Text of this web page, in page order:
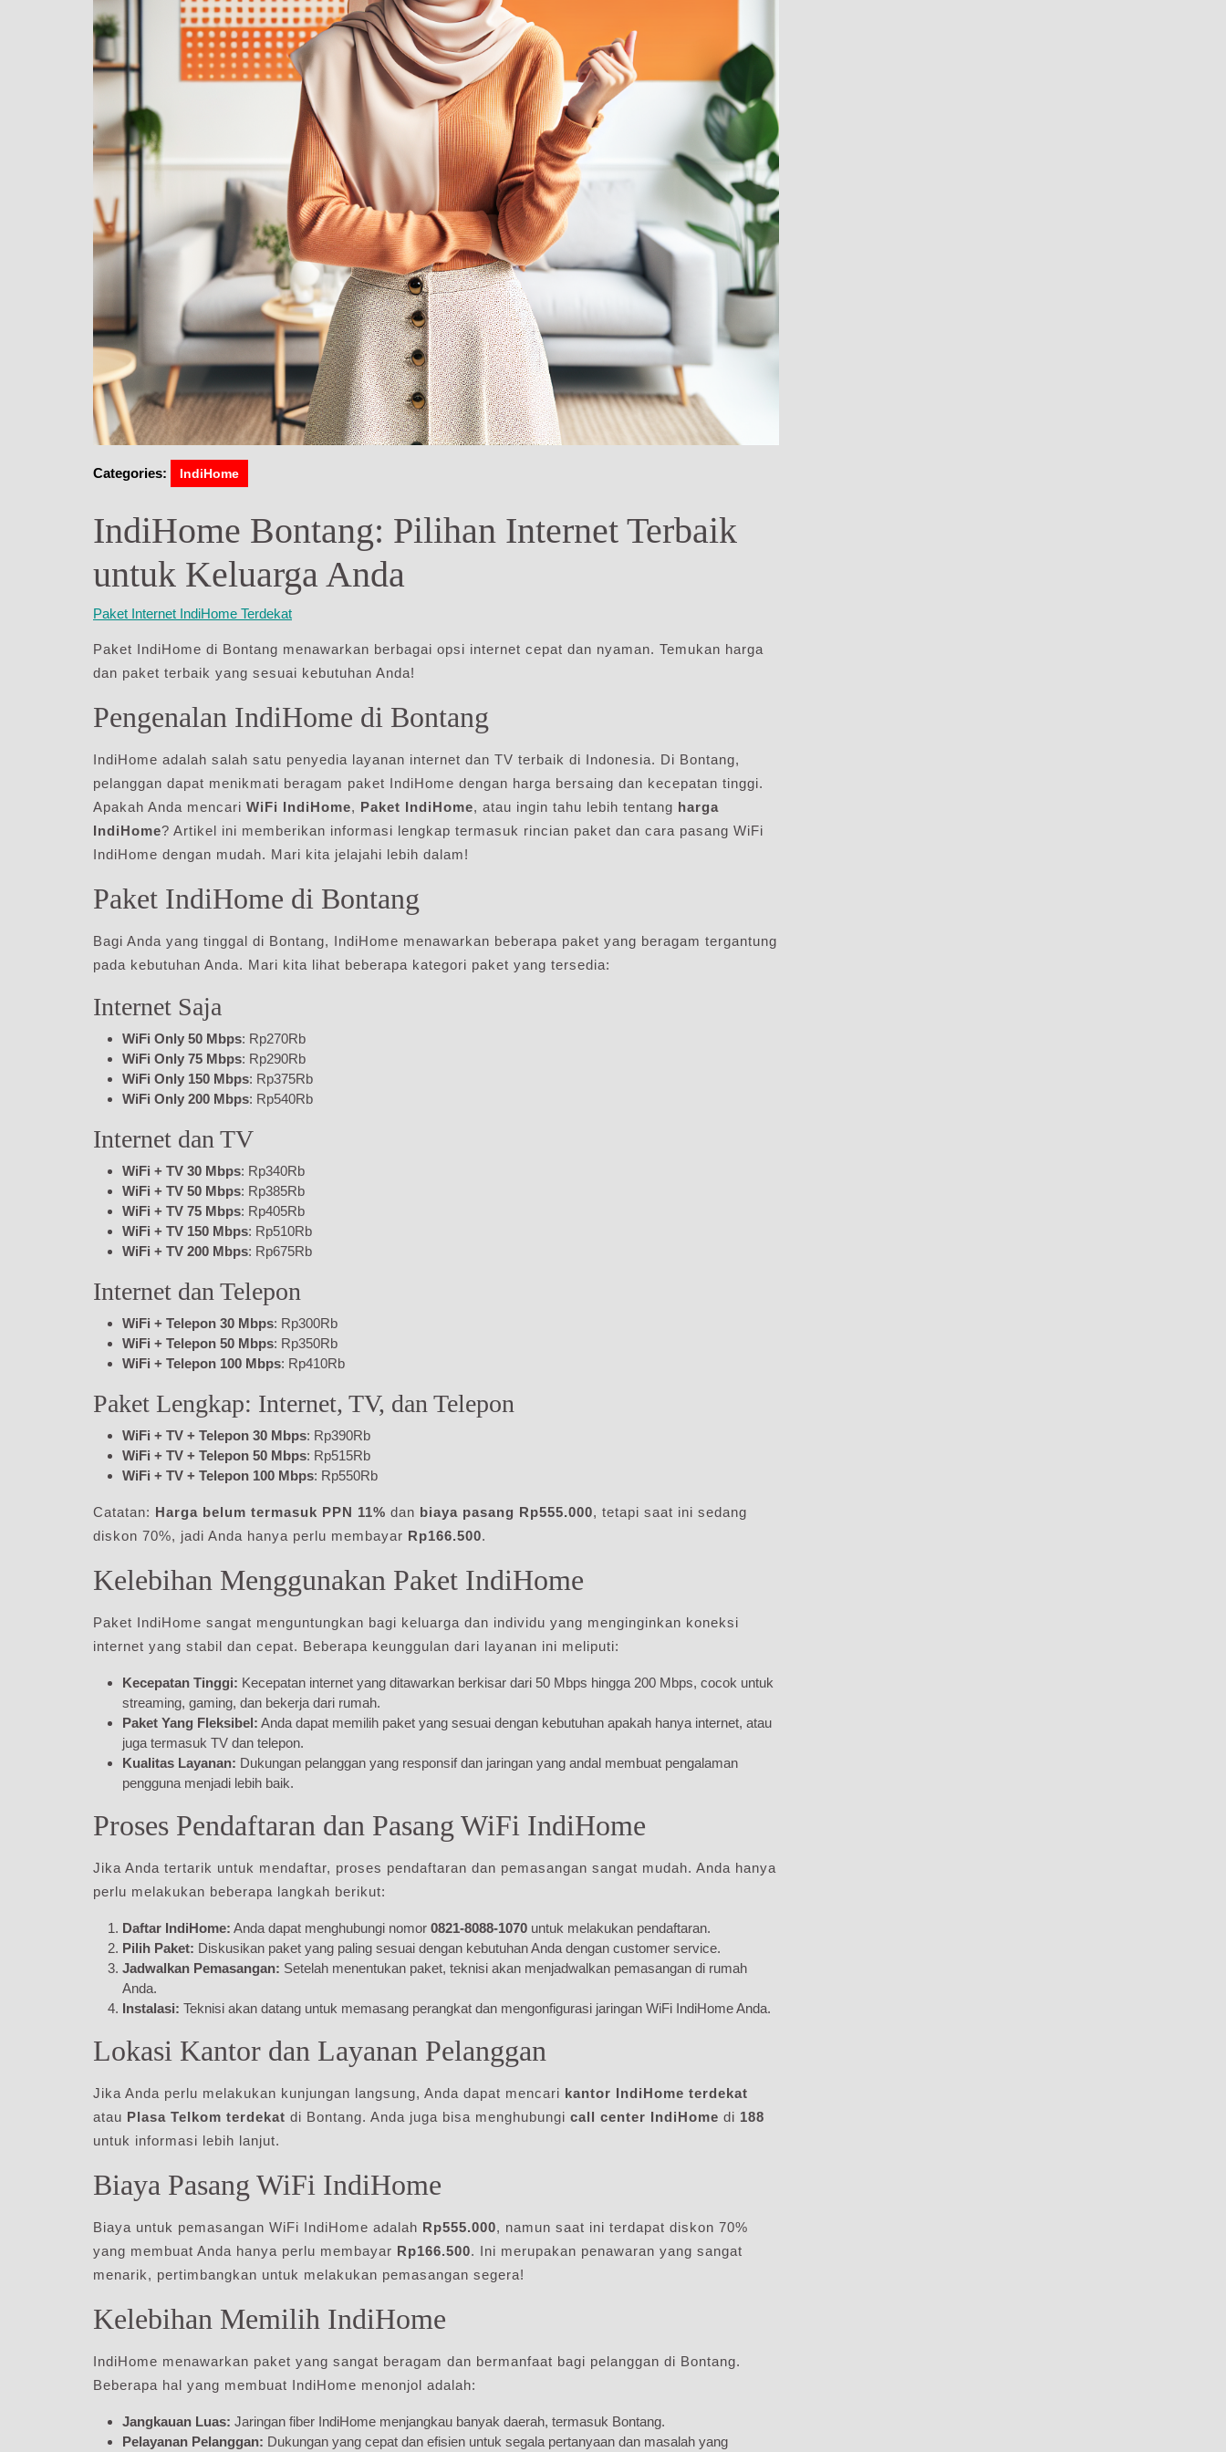
Categories: IndiHome
IndiHome Bontang: Pilihan Internet Terbaik
untuk Keluarga Anda
Paket Internet IndiHome Terdekat
Paket IndiHome di Bontang menawarkan berbagai opsi internet cepat dan nyaman. Temukan harga
dan paket terbaik yang sesuai kebutuhan Anda!
Pengenalan IndiHome di Bontang
IndiHome adalah salah satu penyedia layanan internet dan TV terbaik di Indonesia. Di Bontang,
pelanggan dapat menikmati beragam paket IndiHome dengan harga bersaing dan kecepatan tinggi.
Apakah Anda mencari WiFi IndiHome, Paket IndiHome, atau ingin tahu lebih tentang harga
IndiHome? Artikel ini memberikan informasi lengkap termasuk rincian paket dan cara pasang WiFi
IndiHome dengan mudah. Mari kita jelajahi lebih dalam!
Paket IndiHome di Bontang
Bagi Anda yang tinggal di Bontang, IndiHome menawarkan beberapa paket yang beragam tergantung
pada kebutuhan Anda. Mari kita lihat beberapa kategori paket yang tersedia:
Internet Saja
WiFi Only 50 Mbps: Rp270Rb
WiFi Only 75 Mbps: Rp290Rb
WiFi Only 150 Mbps: Rp375Rb
WiFi Only 200 Mbps: Rp540Rb
Internet dan TV
WiFi + TV 30 Mbps: Rp340Rb
WiFi + TV 50 Mbps: Rp385Rb
WiFi + TV 75 Mbps: Rp405Rb
WiFi + TV 150 Mbps: Rp510Rb
WiFi + TV 200 Mbps: Rp675Rb
Internet dan Telepon
WiFi + Telepon 30 Mbps: Rp300Rb
WiFi + Telepon 50 Mbps: Rp350Rb
WiFi + Telepon 100 Mbps: Rp410Rb
Paket Lengkap: Internet, TV, dan Telepon
WiFi + TV + Telepon 30 Mbps: Rp390Rb
WiFi + TV + Telepon 50 Mbps: Rp515Rb
WiFi + TV + Telepon 100 Mbps: Rp550Rb
Catatan: Harga belum termasuk PPN 11% dan biaya pasang Rp555.000, tetapi saat ini sedang
diskon 70%, jadi Anda hanya perlu membayar Rp166.500.
Kelebihan Menggunakan Paket IndiHome
Paket IndiHome sangat menguntungkan bagi keluarga dan individu yang menginginkan koneksi
internet yang stabil dan cepat. Beberapa keunggulan dari layanan ini meliputi:
Kecepatan Tinggi: Kecepatan internet yang ditawarkan berkisar dari 50 Mbps hingga 200 Mbps, cocok untuk
streaming, gaming, dan bekerja dari rumah.
Paket Yang Fleksibel: Anda dapat memilih paket yang sesuai dengan kebutuhan apakah hanya internet, atau
juga termasuk TV dan telepon.
Kualitas Layanan: Dukungan pelanggan yang responsif dan jaringan yang andal membuat pengalaman
pengguna menjadi lebih baik.
Proses Pendaftaran dan Pasang WiFi IndiHome
Jika Anda tertarik untuk mendaftar, proses pendaftaran dan pemasangan sangat mudah. Anda hanya
perlu melakukan beberapa langkah berikut:
Daftar IndiHome: Anda dapat menghubungi nomor 0821-8088-1070 untuk melakukan pendaftaran.
Pilih Paket: Diskusikan paket yang paling sesuai dengan kebutuhan Anda dengan customer service.
Jadwalkan Pemasangan: Setelah menentukan paket, teknisi akan menjadwalkan pemasangan di rumah
Anda.
Instalasi: Teknisi akan datang untuk memasang perangkat dan mengonfigurasi jaringan WiFi IndiHome Anda.
Lokasi Kantor dan Layanan Pelanggan
Jika Anda perlu melakukan kunjungan langsung, Anda dapat mencari kantor IndiHome terdekat
atau Plasa Telkom terdekat di Bontang. Anda juga bisa menghubungi call center IndiHome di 188
untuk informasi lebih lanjut.
Biaya Pasang WiFi IndiHome
Biaya untuk pemasangan WiFi IndiHome adalah Rp555.000, namun saat ini terdapat diskon 70%
yang membuat Anda hanya perlu membayar Rp166.500. Ini merupakan penawaran yang sangat
menarik, pertimbangkan untuk melakukan pemasangan segera!
Kelebihan Memilih IndiHome
IndiHome menawarkan paket yang sangat beragam dan bermanfaat bagi pelanggan di Bontang.
Beberapa hal yang membuat IndiHome menonjol adalah:
Jangkauan Luas: Jaringan fiber IndiHome menjangkau banyak daerah, termasuk Bontang.
Pelayanan Pelanggan: Dukungan yang cepat dan efisien untuk segala pertanyaan dan masalah yang